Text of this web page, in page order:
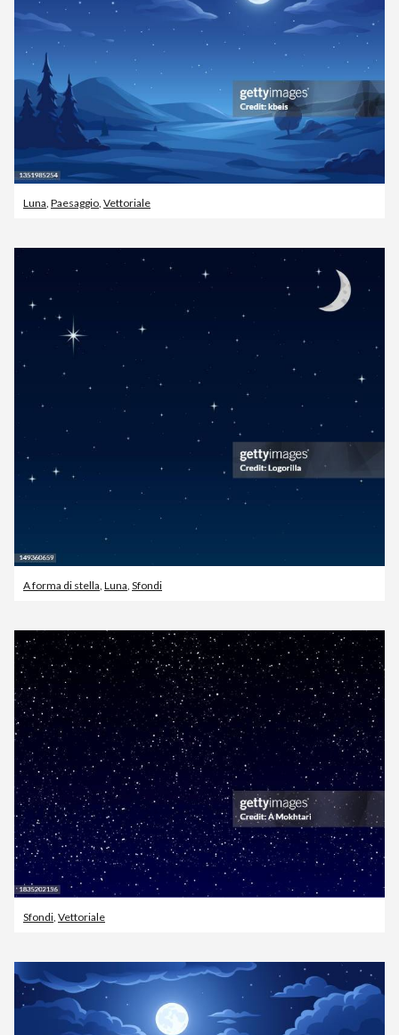
Luna Paesaggio Vettoriale
A forma di stella Luna Sfondi
Sfondi, Vettoriale